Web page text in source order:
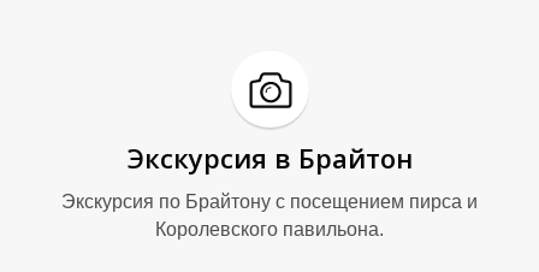
Экскурсия в Брайтон
Экскурсия по Брайтону с посещением пирса и
Королевского павильона.